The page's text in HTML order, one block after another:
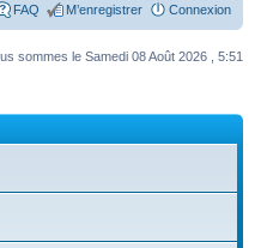
FAQ M’enregistrer Connexion
sommes le Samedi 08 Août 2026 , 5:51